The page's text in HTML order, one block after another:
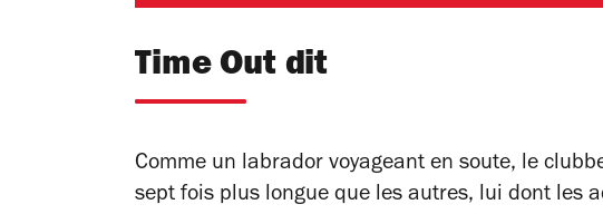
Time Out dit
Comme un labrador voyageant en soute, le
sept fois plus longue que les autres, lui dont les